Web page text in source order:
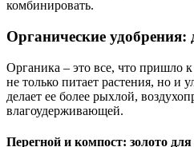
комбинировать.
Органические
Органика – это все, что пришло
не только питает растения, но и
делает ее более рыхлой,
влагоудерживающей.
Перегной и компост: золото